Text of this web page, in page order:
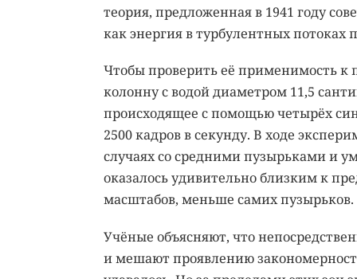
теория, предложенная в 1941 году
как энергия в турбулентных потоках
Чтобы проверить её применимость
колонну с водой диаметром 11,5
происходящее с помощью четырёх
2500 кадров в секунду. В ходе
случаях со средними пузырьками и
оказалось удивительно близким к
масштабов, меньше самих пузырьков.
Учёные объясняют, что
и мешают проявлению